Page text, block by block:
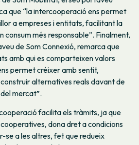
que “la intercooperació ens permet
a empreses i entitats, facilitant la
consum més responsable”. Finalment,
de Som Connexió, remarca que
amb qui es comparteixen valors
permet créixer amb sentit,
alternatives reals davant de
mercat”.
facilita els tràmits, ja que
cooperatives, dona dret a condicions
se a les altres, fet que redueix